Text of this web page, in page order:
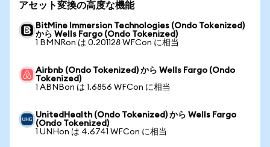
アセット変換の高度な機能
BitMine Immersion Technologies (Ondo Tokenized)
から Wells Fargo (Ondo Tokenized)
1 BMNRon は 0.201128 WFCon に相当
Airbnb (Ondo Tokenized) から Wells Fargo (Ondo
Tokenized)
1 ABNBon は 1.6856 WFCon に相当
UnitedHealth (Ondo Tokenized) から Wells Fargo
(Ondo Tokenized)
1 UNHon は 4.6741 WFCon に相当